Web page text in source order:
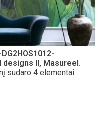
designs II, Masureel.
sudaro 4 elementai.